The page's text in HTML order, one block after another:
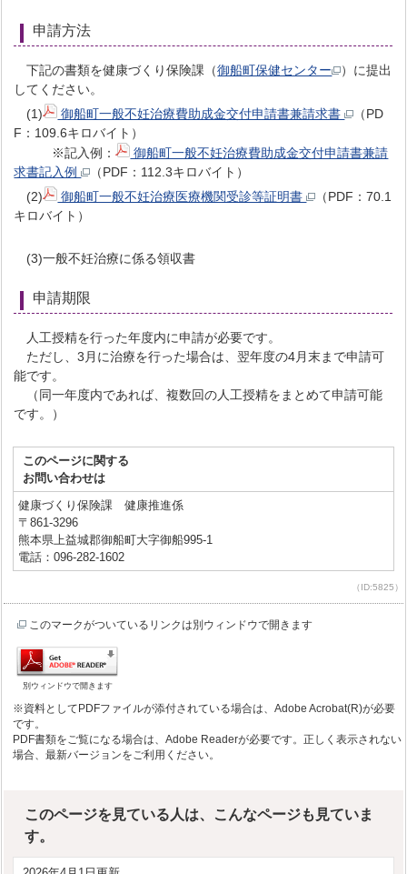
申請方法
下記の書類を健康づくり保険課（御船町保健センター
）に提出
してください。
(1)
御船町一般不妊治療費助成金交付申請書兼請求書
（PD
F：109.6キロバイト）
※記入例：
御船町一般不妊治療費助成金交付申請書兼請
求書記入例
（PDF：112.3キロバイト）
(2)
御船町一般不妊治療医療機関受診等証明書
（PDF：70.1
キロバイト）
(3)一般不妊治療に係る領収書
申請期限
人工授精を行った年度内に申請が必要です。
ただし、3月に治療を行った場合は、翌年度の4月末まで申請可
能です。
（同一年度内であれば、複数回の人工授精をまとめて申請可能
です。）
このページに関する
お問い合わせは
健康づくり保険課 健康推進係
〒861-3296
熊本県上益城郡御船町大字御船995-1
電話：096-282-1602
（ID:5825）
このマークがついているリンクは別ウィンドウで開きます
別ウィンドウで開きます
※資料としてPDFファイルが添付されている場合は、Adobe Acrobat(R)が必要
です。
PDF書類をご覧になる場合は、Adobe Readerが必要です。正しく表示されない
場合、最新バージョンをご利用ください。
このページを見ている人は、こんなページも見ていま
す。